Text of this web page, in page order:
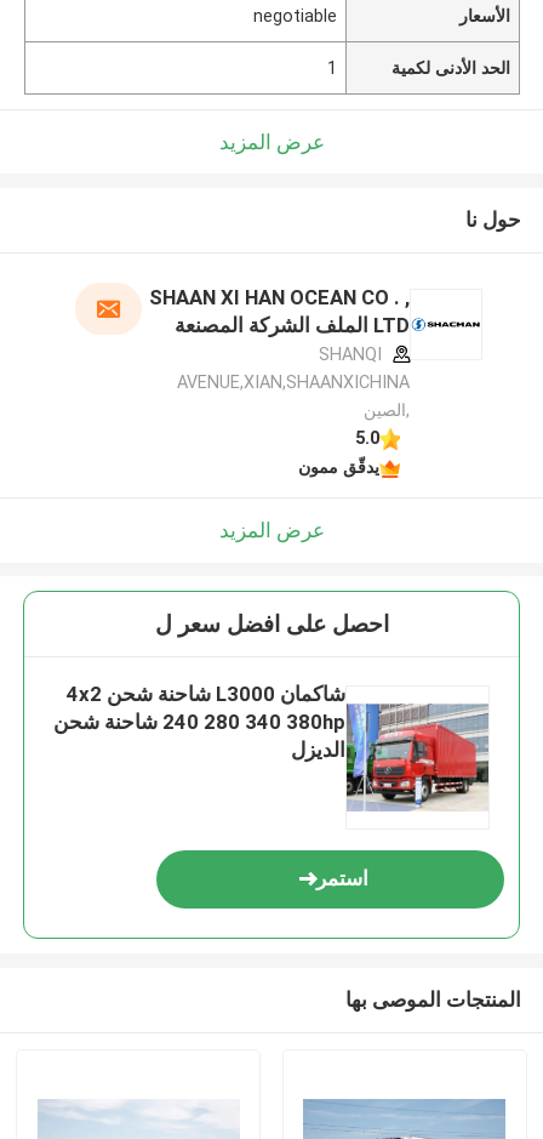
الأسعار negotiable
الحد الأدنى لكمية 1
عرض المزيد
حول نا
SHAAN XI HAN OCEAN CO . ,
LTD الملف الشركة المصنعة
SHANQI
AVENUE,XIAN,SHAANXICHINA
,الصين
5.0
يدقّق ممون
عرض المزيد
احصل على افضل سعر ل
شاكمان L3000 شاحنة شحن 4x2
240 280 340 380hp شاحنة شحن
الديزل
استمر
المنتجات الموصى بها